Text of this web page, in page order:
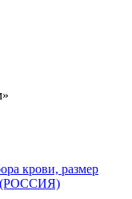
крови, размер
(РОССИЯ)